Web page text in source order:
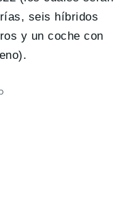
seis híbridos
y un coche con